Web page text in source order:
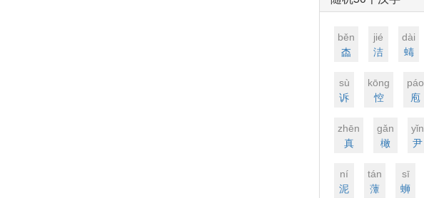
běn
楍
jié
洁
dài
蝳
sù
诉
kōnɡ
悾
páo
庖
zhēn
真
ɡǎn
橄
yǐn
尹
ní
泥
tán
藫
sī
蛳